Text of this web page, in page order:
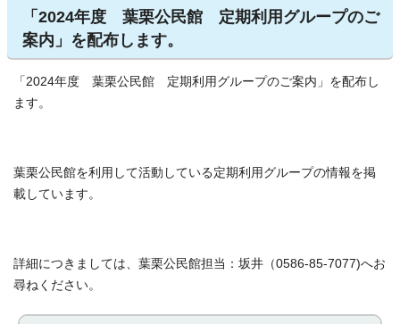
「2024年度 葉栗公民館 定期利用グループのご
案内」を配布します。
「2024年度 葉栗公民館 定期利用グループのご案内」を配布し
ます。
葉栗公民館を利用して活動している定期利用グループの情報を掲
載しています。
詳細につきましては、葉栗公民館担当：坂井（0586-85-7077)へお
尋ねください。